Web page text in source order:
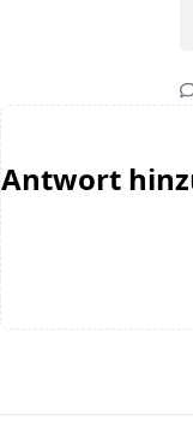
Antwort